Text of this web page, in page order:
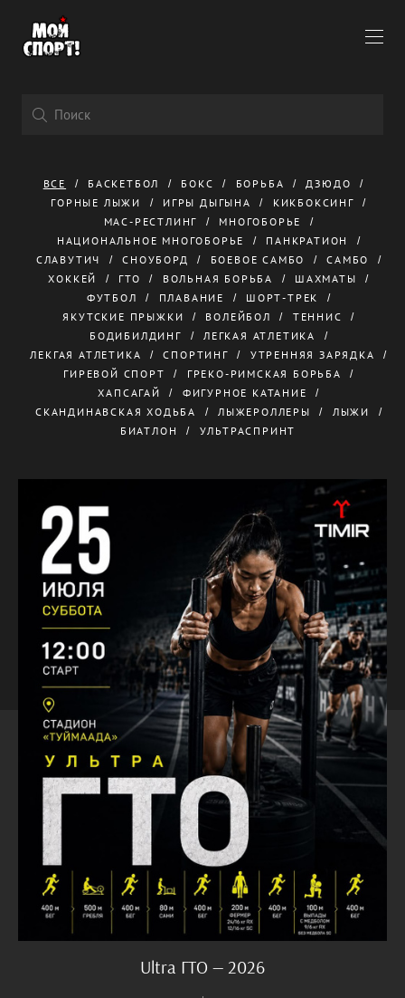
ВСЕ БАСКЕТБОЛ БОКС БОРЬБА
ДЗЮДО
ГОРНЫЕ ЛЫЖИ
ИГРЫ ДЫГЫНА
КИКБОКСИНГ
МАС-РЕСТЛИНГ
МНОГОБОРЬЕ
НАЦИОНАЛЬНОЕ МНОГОБОРЬЕ
ПАНКРАТИОН
СЛАВУТИЧ
СНОУБОРД БОЕВОЕ САМБО
САМБО
ХОККЕЙ
ГТО ВОЛЬНАЯ БОРЬБА
ШАХМАТЫ
ФУТБОЛ
ПЛАВАНИЕ
ШОРТ-ТРЕК
ЯКУТСКИЕ ПРЫЖКИ
ВОЛЕЙБОЛ
ТЕННИС
БОДИБИЛДИНГ
ЛЕГКАЯ АТЛЕТИКА
ЛЕКГАЯ АТЛЕТИКА
СПОРТИНГ
УТРЕННЯЯ ЗАРЯДКА
ГИРЕВОЙ СПОРТ
ГРЕКО-РИМСКАЯ БОРЬБА
ХАПСАГАЙ
ФИГУРНОЕ КАТАНИЕ
СКАНДИНАВСКАЯ ХОДЬБА
ЛЫЖЕРОЛЛЕРЫ
ЛЫЖИ
БИАТЛОН
УЛЬТРАСПРИНТ
Ultra ГТО — 2026